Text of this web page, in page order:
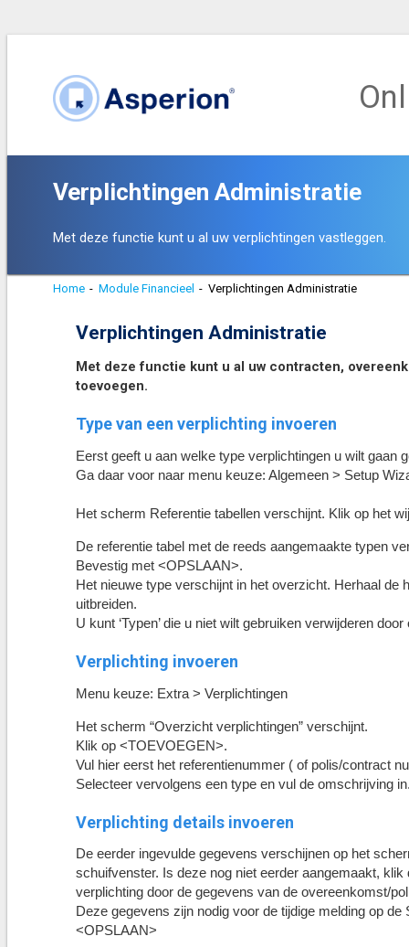
Verplichtingen Administratie
Met deze functie kunt u al uw verplichtingen vastleggen.
Home - Module Financieel - Verplichtingen Administratie
Verplichtingen Administratie
Met deze functie kunt u al uw contracten,
toevoegen.
Type van een verplichting invoeren
Eerst geeft u aan welke type verplichtingen u wilt gaan
Ga daar voor naar menu keuze: Algemeen > Setup
Het scherm Referentie tabellen verschijnt. Klik op het
De referentie tabel met de reeds aangemaakte typen
Bevestig met <OPSLAAN>.
Het nieuwe type verschijnt in het overzicht. Herhaal de
uitbreiden.
U kunt ‘Typen’ die u niet wilt gebruiken verwijderen
Verplichting invoeren
Menu keuze: Extra > Verplichtingen
Het scherm “Overzicht verplichtingen” verschijnt.
Klik op <TOEVOEGEN>.
Vul hier eerst het referentienummer ( of polis/contract
Selecteer vervolgens een type en vul de omschrijving
Verplichting details invoeren
De eerder ingevulde gegevens verschijnen op het
schuifvenster. Is deze nog niet eerder aangemaakt,
verplichting door de gegevens van de overeenkomst/
Deze gegevens zijn nodig voor de tijdige melding op
<OPSLAAN>